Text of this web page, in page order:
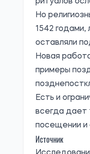
ритуалов
Но
1542
оставляли
Новая
примеры
Есть и
всегда дает
посещении и
Источник